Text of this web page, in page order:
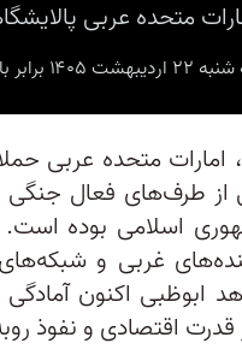
متحده عربی
برابر با ۱۲ مه ۲۰۲۶ ۱۴:۴۵
امارات متحده عربی
از طرف‌های فعال
اسلامی بوده است.
غربی و
اکنون آمادگی
اقتصادی و نفوذ